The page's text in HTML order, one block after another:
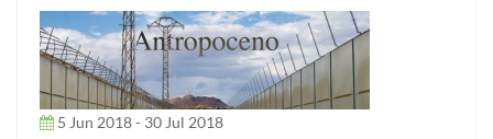
5 Jun 2018 - 30 Jul 2018